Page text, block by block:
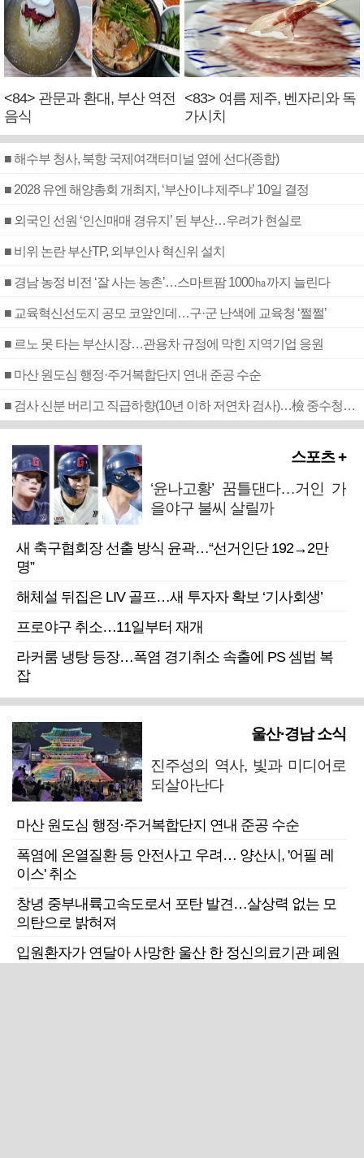
<84> 관문과 환대, 부산 역전
음식
<83> 여름 제주, 벤자리와 독
가시치
■ 해수부 청사, 북항 국제여객터미널 옆에 선다(종합)
■ 2028 유엔 해양총회 개최지, ‘부산이냐 제주냐’ 10일 결정
■ 외국인 선원 ‘인신매매 경유지’ 된 부산…우려가 현실로
■ 비위 논란 부산TP, 외부인사 혁신위 설치
■ 경남 농정 비전 ‘잘 사는 농촌’…스마트팜 1000㏊까지 늘린다
■ 교육혁신선도지 공모 코앞인데…구·군 난색에 교육청 ‘쩔쩔’
■ 르노 못 타는 부산시장…관용차 규정에 막힌 지역기업 응원
■ 마산 원도심 행정·주거복합단지 연내 준공 수순
■ 검사 신분 버리고 직급하향(10년 이하 저연차 검사)…檢 중수청행 기피
스포츠 +
‘윤나고황’ 꿈틀댄다…거인 가
을야구 불씨 살릴까
새 축구협회장 선출 방식 윤곽…“선거인단 192→2만
명”
해체설 뒤집은 LIV 골프…새 투자자 확보 ‘기사회생’
프로야구 취소…11일부터 재개
라커룸 냉탕 등장…폭염 경기취소 속출에 PS 셈법 복
잡
울산·경남 소식
진주성의 역사, 빛과 미디어로
되살아난다
마산 원도심 행정·주거복합단지 연내 준공 수순
폭염에 온열질환 등 안전사고 우려… 양산시, '어필 레
이스' 취소
창녕 중부내륙고속도로서 포탄 발견…살상력 없는 모
의탄으로 밝혀져
입원환자가 연달아 사망한 울산 한 정신의료기관 폐원